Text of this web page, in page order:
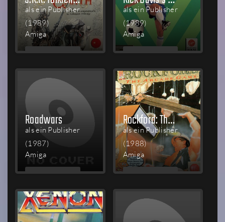
als ein Publisher
(1989)
Amiga
MEHR
als ein Publisher
(1989)
Amiga
MEHR
Roadwars
als ein Publisher
(1987)
Amiga
MEHR
Rockford: The Arcade Game
als ein Publisher
(1988)
Amiga
MEHR